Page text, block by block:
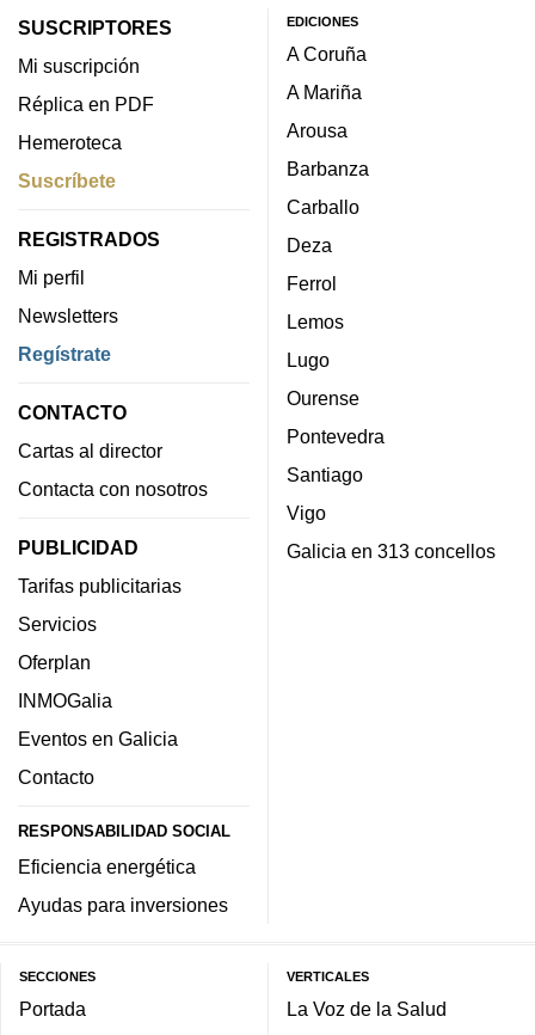
SUSCRIPTORES
Mi suscripción
Réplica en PDF
Hemeroteca
Suscríbete
REGISTRADOS
Mi perfil
Newsletters
Regístrate
CONTACTO
Cartas al director
Contacta con nosotros
PUBLICIDAD
Tarifas publicitarias
Servicios
Oferplan
INMOGalia
Eventos en Galicia
Contacto
RESPONSABILIDAD SOCIAL
Eficiencia energética
Ayudas para inversiones
EDICIONES
A Coruña
A Mariña
Arousa
Barbanza
Carballo
Deza
Ferrol
Lemos
Lugo
Ourense
Pontevedra
Santiago
Vigo
Galicia en 313 concellos
SECCIONES
Portada
VERTICALES
La Voz de la Salud